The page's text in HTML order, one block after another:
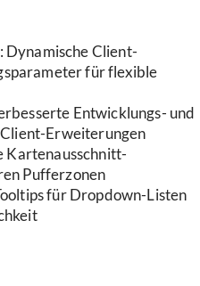
Dynamische Client-
für flexible
Entwicklungs- und
Erweiterungen
Kartenausschnitt-
Pufferzonen
für Dropdown-Listen